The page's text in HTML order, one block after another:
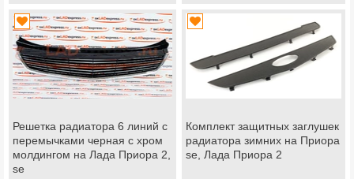
Решетка радиатора 6 линий с
перемычками черная с хром
молдингом на Лада Приора 2,
se
Комплект защитных заглушек
радиатора зимних на Приора
se, Лада Приора 2